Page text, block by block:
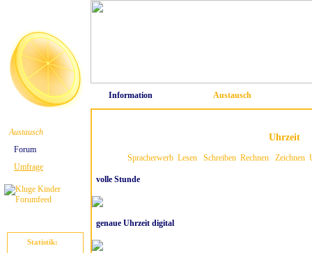
Information Austausch
Austausch
Forum
Umfrage
Statistik:
Uhrzeit
Spracherwerb Lesen Schreiben Rechnen Zeichnen
volle Stunde
genaue Uhrzeit digital